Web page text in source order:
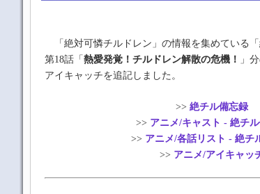
「絶対可憐チルドレン」の情報を集めている
第18話「熱愛発覚！チルドレン解散の危機！
」
アイキャッチを追記しました。
>> 絶チル備忘録
>> アニメ/キャスト - 絶チ
>> アニメ/各話リスト - 絶チ
>> アニメ/アイキャッ